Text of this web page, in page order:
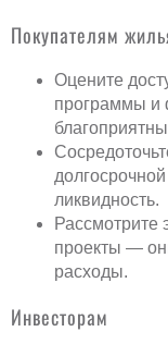
Покупателям
Оцените
программы и
ликвидность.
проекты —
расходы.
Инвесторам